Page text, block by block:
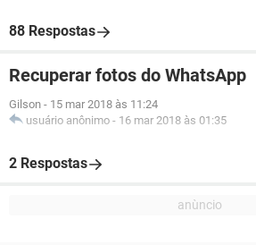
88 Respostas
Recuperar fotos do WhatsApp
Gilson - 15 mar 2018 às 11:24
usuário anônimo - 16 mar 2018 às 01:35
2 Respostas